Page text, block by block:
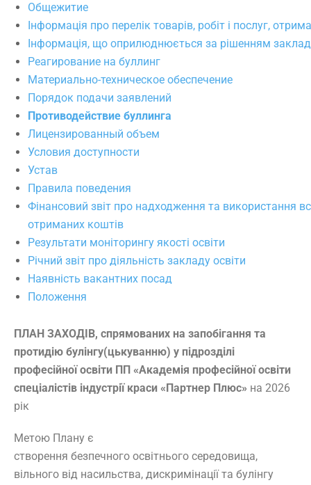
Общежитие
Інформація про перелік товарів, робіт і послуг,
Інформація, що оприлюднюється за рішенням
Реагирование на буллинг
Материально-техническое обеспечение
Порядок подачи заявлений
Противодействие буллинга
Лицензированный объем
Условия доступности
Устав
Правила поведения
Фінансовий звіт про надходження та використання
отриманих коштів
Результати моніторингу якості освіти
Річний звіт про діяльність закладу освіти
Наявність вакантних посад
Положення
ПЛАН ЗАХОДІВ, спрямованих на запобігання та
протидію булінгу(цькуванню) у підрозділі
професійної освіти ПП «Академія професійної освіти
спеціалістів індустрії краси «Партнер Плюс» на 2026
рік
Метою Плану є
створення безпечного освітнього середовища,
вільного від насильства, дискримінації та булінгу